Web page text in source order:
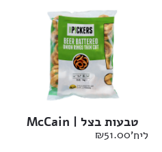
טבעות בצל | McCain
ליח' ₪51.00